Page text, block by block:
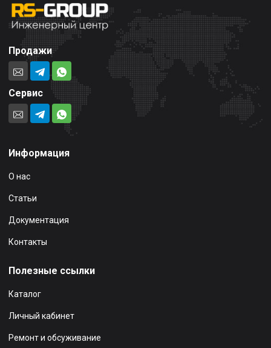
Продажи
Сервис
Информация
О нас
Статьи
Документация
Контакты
Полезные ссылки
Каталог
Личный кабинет
Ремонт и обсуживание